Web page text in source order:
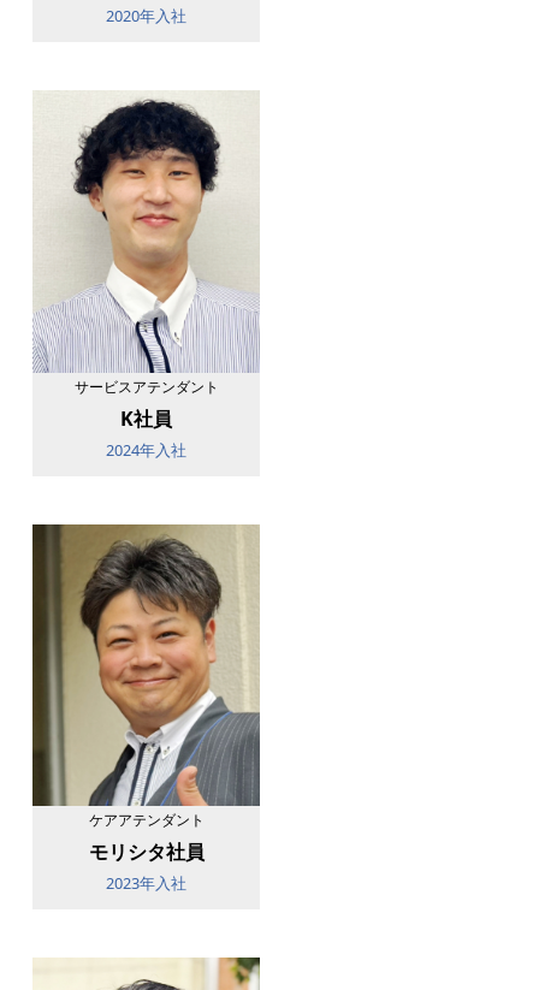
2020年入社
サービスアテンダント
K社員
2024年入社
ケアアテンダント
モリシタ社員
2023年入社